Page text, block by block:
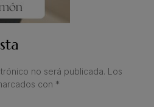
no será publicada. Los
con *